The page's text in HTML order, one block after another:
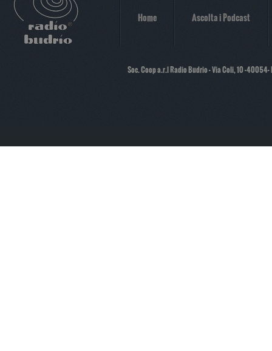
Home Ascolta i Podcast
Soc. Coop a.r.l Radio Budrio - Via Coli, 10 -40054-